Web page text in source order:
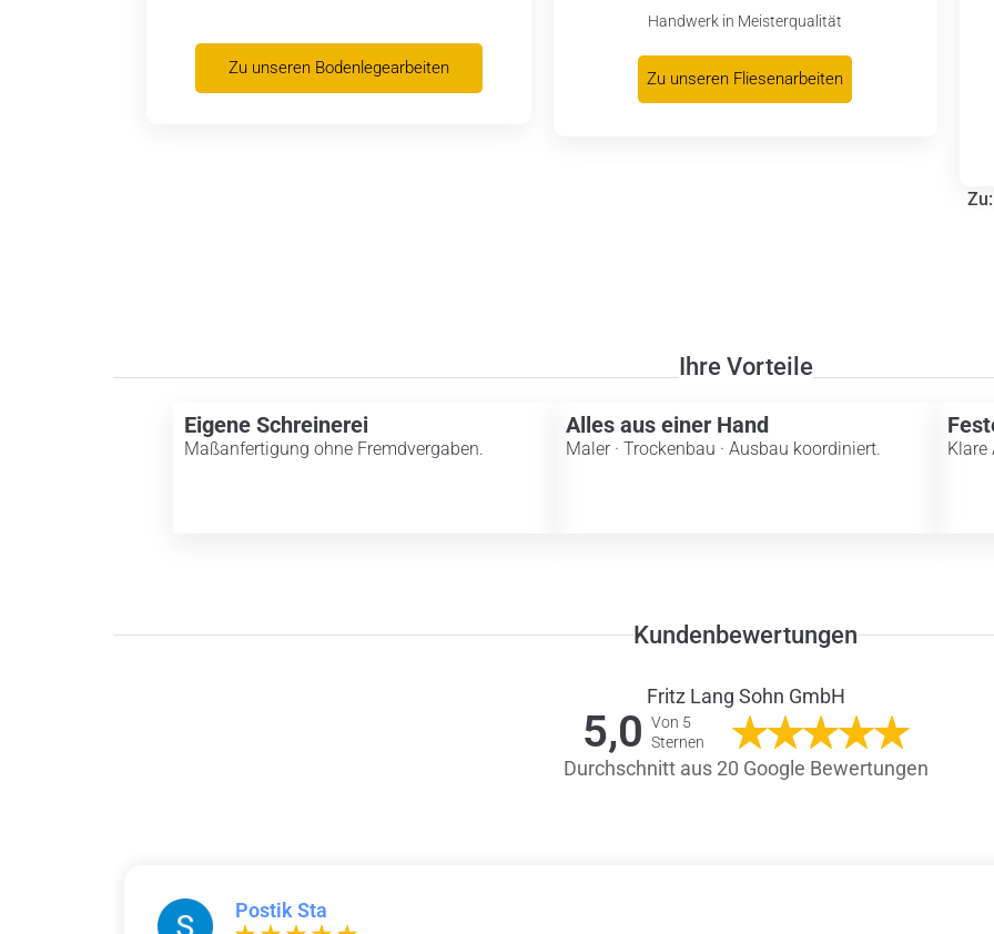
Zu unseren Bodenlegearbeiten
Handwerk in Meisterqualität
Zu unseren Fliesenarbeiten
Zu:
Ihre Vorteile
Eigene Schreinerei
Maßanfertigung ohne Fremdvergaben.
Alles aus einer Hand
Maler · Trockenbau · Ausbau koordiniert. Klare
Kundenbewertungen
Fritz Lang Sohn GmbH
5,0 Von 5
Sternen
Durchschnitt aus 20 Google Bewertungen
Postik Sta